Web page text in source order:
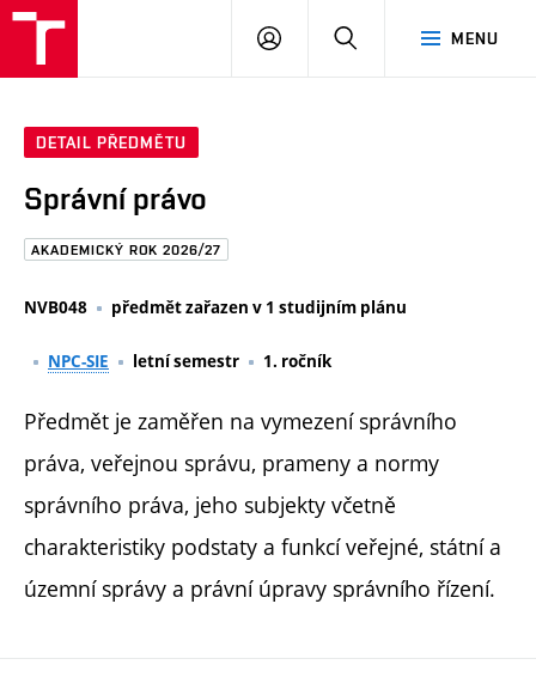
Brno
MENU
PŘIHLÁSIT
DETAIL PŘEDMĚTU
Správní právo
AKADEMICKÝ ROK 2026/27
NVB048 předmět zařazen v 1 studijním plánu
NPC-SIE letní semestr 1. ročník
Předmět je zaměřen na vymezení správního
práva, veřejnou správu, prameny a normy
správního práva, jeho subjekty včetně
charakteristiky podstaty a funkcí veřejné, státní a
územní správy a právní úpravy správního řízení.